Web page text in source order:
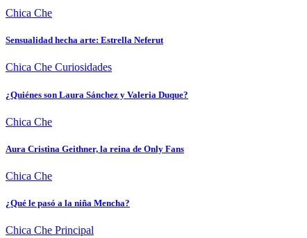
Chica Che
Sensualidad hecha arte: Estrella Neferut
Chica Che Curiosidades
¿Quiénes son Laura Sánchez y Valeria Duque?
Chica Che
Aura Cristina Geithner, la reina de Only Fans
Chica Che
¿Qué le pasó a la niña Mencha?
Chica Che Principal